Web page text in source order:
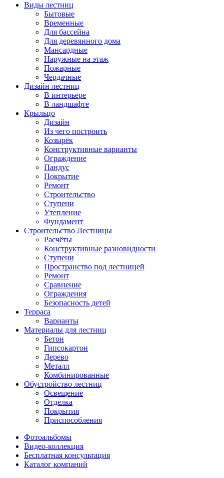
Виды лестниц
Бытовые
Временные
Для бассейна
Для деревянного дома
Мансардные
Наружные на этаж
Пожарные
Чердачные
Дизайн лестниц
В интерьере
В ландшафте
Крыльцо
Дизайн
Из чего построить
Козырёк
Конструктивные варианты
Ограждение
Пандус
Покрытие
Ремонт
Строительство
Ступени
Утепление
Фундамент
Строительство Лестницы
Расчёты
Конструктивные разновидности
Ступени
Пространство под лестницей
Ремонт
Сравнение
Ограждения
Безопасность детей
Терраса
Варианты
Материалы для лестниц
Бетон
Гипсокартон
Дерево
Металл
Комбинированные
Обустройство лестниц
Освещение
Отделка
Покрытия
Приспособления
Фотоальбомы
Видео-коллекция
Бесплатная консультация
Каталог компаний